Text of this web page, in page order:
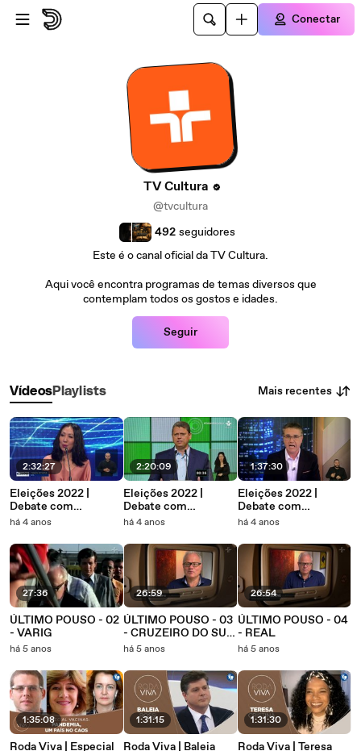
Ir para o conteúdo principal
Conectar
TV Cultura
@tvcultura
492 seguidores
Este é o canal oficial da TV Cultura.
Aqui você encontra programas de temas diversos que
contemplam todos os gostos e idades.
Seguir
VídeosPlaylists Mais recentes
2:32:27
Eleições 2022 |
Debate com
candidatos à
República (2)
há 4 anos
27:36
ÚLTIMO POUSO - 02
- VARIG
há 5 anos
1:35:08
Roda Viva | Especial
2:20:09
Eleições 2022 |
Debate com
candidatos ao
há 4 anos
26:59
ÚLTIMO POUSO - 03
- CRUZEIRO DO SUL
(1)
há 5 anos
1:31:15
Roda Viva | Baleia
1:37:30
Eleições 2022 |
Debate com
candidatos à
República
há 4 anos
26:54
ÚLTIMO POUSO - 04
- REAL
há 5 anos
1:31:30
Roda Viva | Teresa